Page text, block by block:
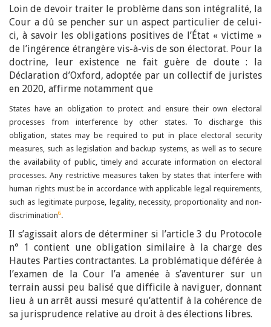
Loin de devoir traiter le problème dans son intégralité, la
Cour a dû se pencher sur un aspect particulier de celui-
ci, à savoir les obligations positives de l’État « victime »
de l’ingérence étrangère vis-à-vis de son électorat. Pour la
doctrine, leur existence ne fait guère de doute : la
Déclaration d’Oxford, adoptée par un collectif de juristes
en 2020, affirme notamment que
States have an obligation to protect and ensure their own electoral
processes from interference by other states. To discharge this
obligation, states may be required to put in place electoral security
measures, such as legislation and backup systems, as well as to secure
the availability of public, timely and accurate information on electoral
processes. Any restrictive measures taken by states that interfere with
human rights must be in accordance with applicable legal requirements,
such as legitimate purpose, legality, necessity, proportionality and non-
discrimination6.
Il s’agissait alors de déterminer si l’article 3 du Protocole
n° 1 contient une obligation similaire à la charge des
Hautes Parties contractantes. La problématique déférée à
l’examen de la Cour l’a amenée à s’aventurer sur un
terrain aussi peu balisé que difficile à naviguer, donnant
lieu à un arrêt aussi mesuré qu’attentif à la cohérence de
sa jurisprudence relative au droit à des élections libres.